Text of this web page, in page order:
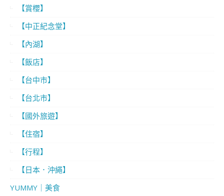
【賞櫻】
【中正紀念堂】
【內湖】
【飯店】
【台中市】
【台北市】
【國外旅遊】
【住宿】
【行程】
【日本．沖繩】
YUMMY｜美食